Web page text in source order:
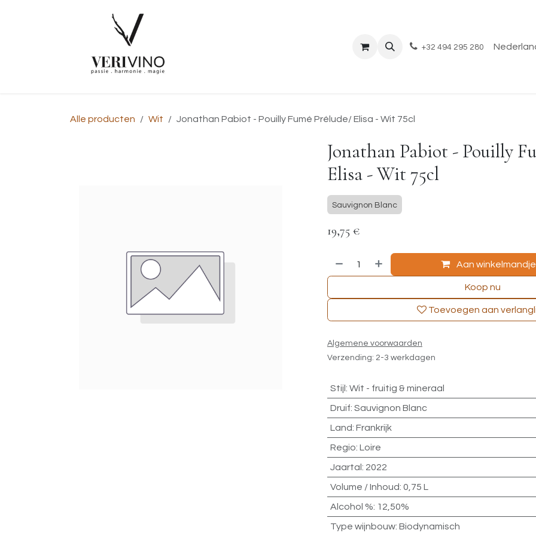
Evenementen Over ons Blog
+32 494 295 280
Alle producten Wit Jonathan Pabiot - Pouilly Fumé Prélude/ Elisa - Wit 75cl
Jonathan Pabiot - Pouilly
Elisa - Wit 75cl
Sauvignon Blanc
19,75 €
Aan
Koop nu
Toevoegen aan
Algemene voorwaarden
Verzending: 2-3 werkdagen
Stijl : Wit - fruitig & mineraal
Druif: Sauvignon Blanc
Land: Frankrijk
Regio: Loire
Jaartal : 2022
Volume / Inhoud: 0,75 L
Alcohol %: 12,50%
Type wijnbouw: Biodynamisch